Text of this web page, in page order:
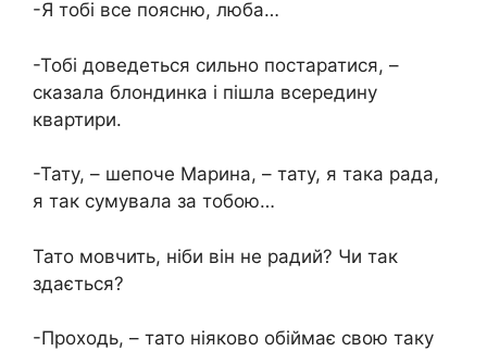
-Я тобі все поясню, люба…
-Тобі доведеться сильно постаратися, –
сказала блондинка і пішла всередину
квартири.
-Тату, – шепоче Марина, – тату, я така рада,
я так сумувала за тобою…
Тато мовчить, ніби він не радий? Чи так
здається?
-Проходь, – тато ніяково обіймає свою таку